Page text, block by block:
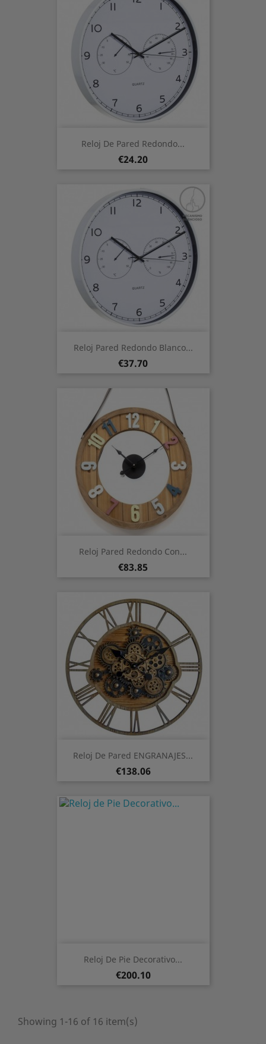
Reloj De Pared Redondo...
Price
€24.20
Reloj Pared Redondo Blanco...
Price
€37.70
Reloj Pared Redondo Con...
Price
€83.85
Reloj De Pared ENGRANAJES...
Price
€138.06
Reloj De Pie Decorativo...
Price
€200.10
Showing 1-16 of 16 item(s)